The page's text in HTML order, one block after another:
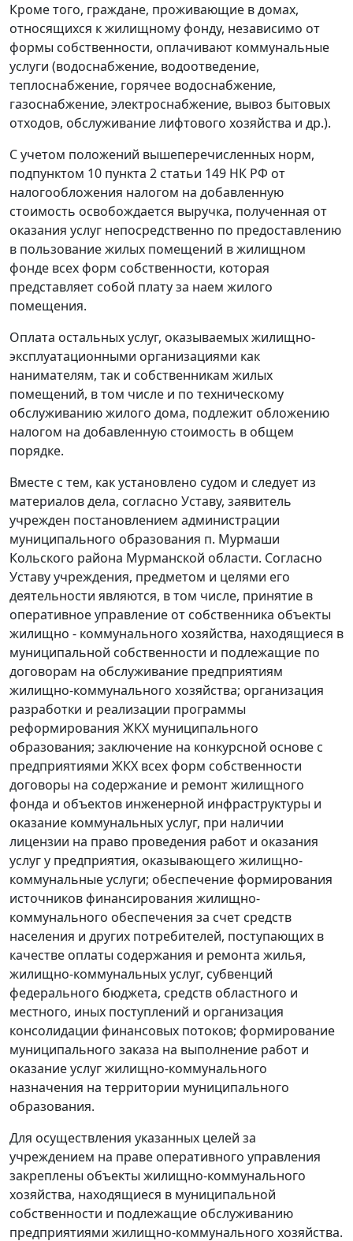
Кроме того, граждане, проживающие в домах,
относящихся к жилищному фонду, независимо от
формы собственности, оплачивают коммунальные
услуги (водоснабжение, водоотведение,
теплоснабжение, горячее водоснабжение,
газоснабжение, электроснабжение, вывоз бытовых
отходов, обслуживание лифтового хозяйства и др.).
С учетом положений вышеперечисленных норм,
подпунктом 10 пункта 2 статьи 149 НК РФ от
налогообложения налогом на добавленную
стоимость освобождается выручка, полученная от
оказания услуг непосредственно по предоставлению
в пользование жилых помещений в жилищном
фонде всех форм собственности, которая
представляет собой плату за наем жилого
помещения.
Оплата остальных услуг, оказываемых жилищно-
эксплуатационными организациями как
нанимателям, так и собственникам жилых
помещений, в том числе и по техническому
обслуживанию жилого дома, подлежит обложению
налогом на добавленную стоимость в общем
порядке.
Вместе с тем, как установлено судом и следует из
материалов дела, согласно Уставу, заявитель
учрежден постановлением администрации
муниципального образования п. Мурмаши
Кольского района Мурманской области. Согласно
Уставу учреждения, предметом и целями его
деятельности являются, в том числе, принятие в
оперативное управление от собственника объекты
жилищно - коммунального хозяйства, находящиеся в
муниципальной собственности и подлежащие по
договорам на обслуживание предприятиям
жилищно-коммунального хозяйства; организация
разработки и реализации программы
реформирования ЖКХ муниципального
образования; заключение на конкурсной основе с
предприятиями ЖКХ всех форм собственности
договоры на содержание и ремонт жилищного
фонда и объектов инженерной инфраструктуры и
оказание коммунальных услуг, при наличии
лицензии на право проведения работ и оказания
услуг у предприятия, оказывающего жилищно-
коммунальные услуги; обеспечение формирования
источников финансирования жилищно-
коммунального обеспечения за счет средств
населения и других потребителей, поступающих в
качестве оплаты содержания и ремонта жилья,
жилищно-коммунальных услуг, субвенций
федерального бюджета, средств областного и
местного, иных поступлений и организация
консолидации финансовых потоков; формирование
муниципального заказа на выполнение работ и
оказание услуг жилищно-коммунального
назначения на территории муниципального
образования.
Для осуществления указанных целей за
учреждением на праве оперативного управления
закреплены объекты жилищно-коммунального
хозяйства, находящиеся в муниципальной
собственности и подлежащие обслуживанию
предприятиями жилищно-коммунального хозяйства.